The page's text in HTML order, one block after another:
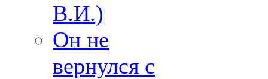
В.И.)
Он не
вернулся с